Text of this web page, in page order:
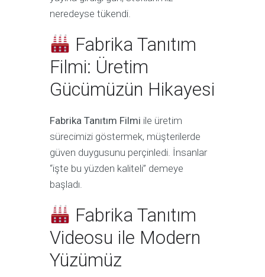
neredeyse tükendi.
Fabrika Tanıtım
Filmi: Üretim
Gücümüzün Hikayesi
Fabrika Tanıtım Filmi ile üretim
sürecimizi göstermek, müşterilerde
güven duygusunu perçinledi. İnsanlar
“işte bu yüzden kaliteli” demeye
başladı.
Fabrika Tanıtım
Videosu ile Modern
Yüzümüz